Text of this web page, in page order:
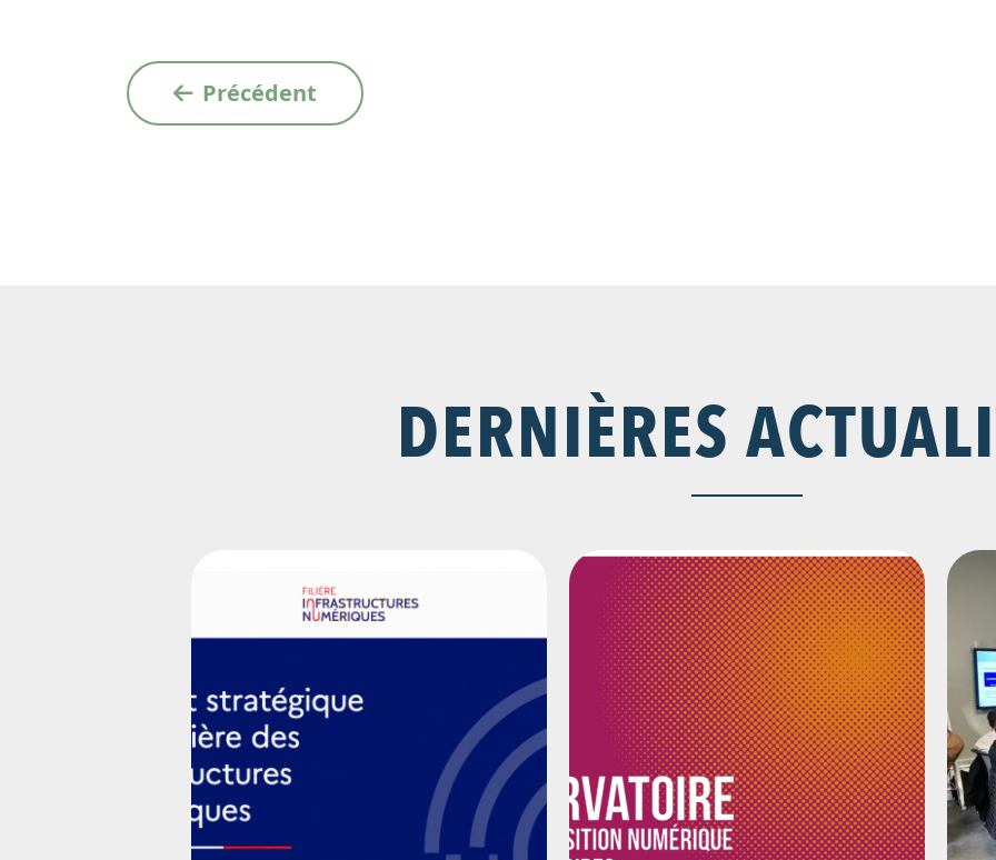
Précédent
DERNIÈRES